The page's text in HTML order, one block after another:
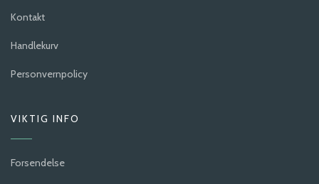
Kontakt
Handlekurv
Personvernpolicy
VIKTIG INFO
Forsendelse